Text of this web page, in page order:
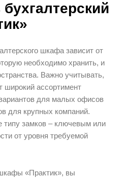
шкафа зависит от
необходимо хранить, и
Важно учитывать,
широкий ассортимент
для малых офисов
для крупных компаний.
типу замков – ключевым или
от уровня требуемой
«Практик», вы